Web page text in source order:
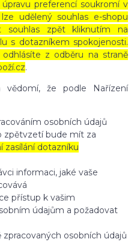
preferencí soukromí v
udělený souhlas e-shopu
souhlas zpět kliknutím na
s dotazníkem spokojenosti.
z odběru na straně
.
vědomí, že podle Nařízení
osobních údajů
zpětvzetí bude mít za
zasílání dotazníku
informaci, jaké vaše
přístup k vašim
údajům a požadovat
osobních údajů